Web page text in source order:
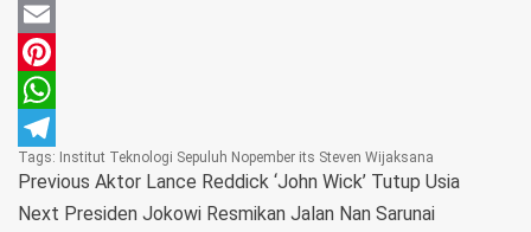
Twitter
Email
Pinterest
WhatsApp
Telegram
Tags: Institut Teknologi Sepuluh Nopember its Steven Wijaksana
Previous Aktor Lance Reddick ‘John Wick’ Tutup Usia
Next Presiden Jokowi Resmikan Jalan Nan Sarunai